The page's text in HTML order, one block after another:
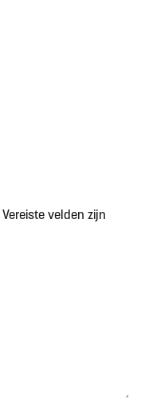
Vereiste velden zijn